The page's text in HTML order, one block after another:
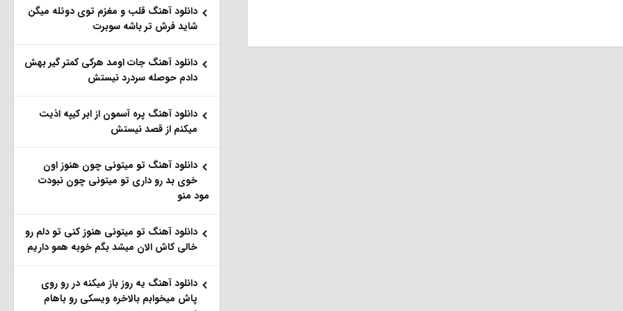
دانلود آهنگ قلب و مغزم توی دوئله میگن
شاید فرش تر باشه سوبرت
دانلود آهنگ جات اومد هرکی کمتر گیر بهش
دادم حوصله سردرد نیستش
دانلود آهنگ پره آسمون از ابر کیپه اذیت
میکنم از قصد نیستش
دانلود آهنگ تو میتونی چون هنوز اون
خوی بد رو داری تو میتونی چون نبودت
مود منو
دانلود آهنگ تو میتونی هنوز کنی تو دلم رو
خالی کاش الان میشد بگم خوبه همو داریم
دانلود آهنگ یه روز باز‌ میکنه در رو روی
پاش میخوابم بالاخره ویسکی رو باهام